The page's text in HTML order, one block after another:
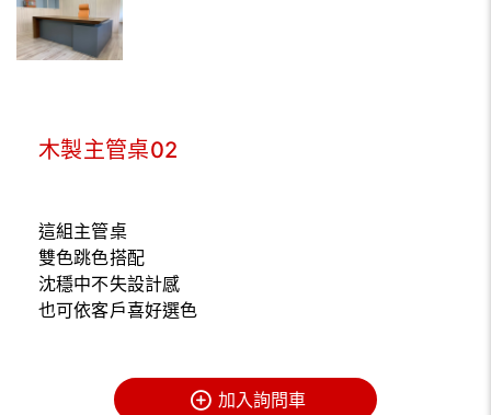
木製主管桌02
這組主管桌
雙色跳色搭配
沈穩中不失設計感
也可依客戶喜好選色
加入詢問車